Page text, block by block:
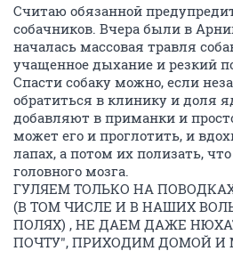
Считаю обязанной
собачников. Вчера были в
началась массовая травля
учащенное дыхание и резкий
Спасти собаку можно, если
обратиться в клинику и доля
добавляют в приманки и
может его и проглотить, и
лапах, а потом их полизать,
головного мозга.
ГУЛЯЕМ ТОЛЬКО НА
(В ТОМ ЧИСЛЕ И В НАШИХ
ПОЛЯХ) , НЕ ДАЕМ ДАЖЕ
ПОЧТУ", ПРИХОДИМ ДОМОЙ И